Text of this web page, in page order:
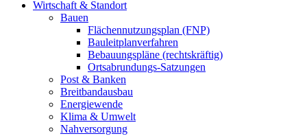
Wirtschaft & Standort
Bauen
Flächennutzungsplan (FNP)
Bauleitplanverfahren
Bebauungspläne (rechtskräftig)
Ortsabrundungs-Satzungen
Post & Banken
Breitbandausbau
Energiewende
Klima & Umwelt
Nahversorgung